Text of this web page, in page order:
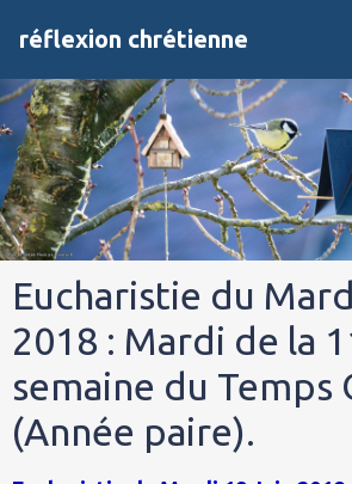
réflexion chrétienne
Eucharistie du
2018 : Mardi de la
semaine du Temps
(Année paire).